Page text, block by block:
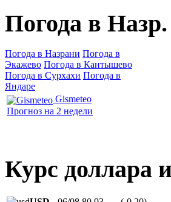
Погода в
Погода в Назрани Погода в
Экажево Погода в Кантышево
Погода в Сурхахи Погода в
Яндаре
Gismeteo
Прогноз на 2 недели
Курс доллара